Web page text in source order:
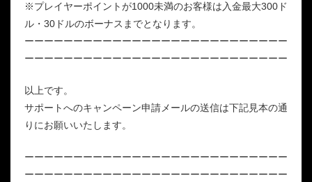
※プレイヤーポイントが1000未満のお客様は入金最大300ド
ル・30ドルのボーナスまでとなります。
ーーーーーーーーーーーーーーーーーーーーーーーーーーー
ーーーーーーーーーーーーーーーーーーーーーーーーーーー
以上です。
サポートへのキャンペーン申請メールの送信は下記見本の通
りにお願いいたします。
ーーーーーーーーーーーーーーーーーーーーーーーーーーー
ーーーーーーーーーーーーーーーーーーーーーーーーーーー